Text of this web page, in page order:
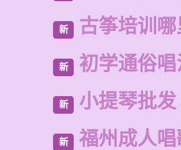
新 古筝培训
新 初学通俗
新 小提琴批
新 福州成人